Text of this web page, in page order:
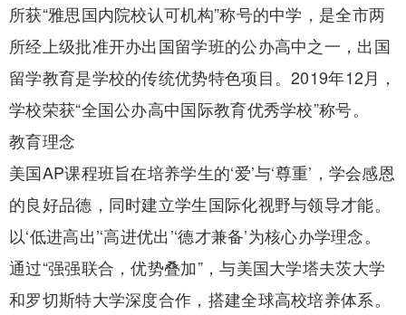
所获“雅思国内院校认可机构”称号的中学，是全市两
所经上级批准开办出国留学班的公办高中之一，出国
留学教育是学校的传统优势特色项目。2019年12月，
学校荣获“全国公办高中国际教育优秀学校”称号。
教育理念
美国AP课程班旨在培养学生的‘爱’与‘尊重’，学会感恩
的良好品德，同时建立学生国际化视野与领导才能。
以‘低进高出’‘高进优出’‘德才兼备’为核心办学理念。
通过“强强联合，优势叠加”，与美国大学塔夫茨大学
和罗切斯特大学深度合作，搭建全球高校培养体系。